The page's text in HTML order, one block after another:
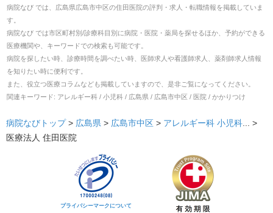
病院なび では、 広島県 広島市中区の住田医院の評判・求人・転職情報を掲載していま
す。
病院なび では市区町村別/診療科目別に病院・医院・薬局を探せるほか、予約ができる
医療機関や、キーワードでの検索も可能です。
病院を探したい時、診療時間を調べたい時、医師求人や看護師求人、薬剤師求人情報
を知りたい時に便利です。
また、役立つ医療コラムなども掲載していますので、是非ご覧になってください。
関連キーワード: アレルギー科 / 小児科 / 広島県 / 広島市中区 / 医院 / かかりつけ
病院なびトップ > 広島県 > 広島市中区 > アレルギー科 小児科... >
医療法人 住田医院
プライバシーマークについて